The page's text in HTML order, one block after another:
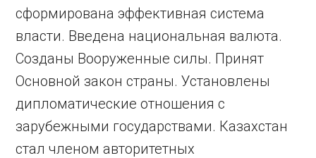
сформирована эффективная система
власти. Введена национальная валюта.
Созданы Вооруженные силы. Принят
Основной закон страны. Установлены
дипломатические отношения с
зарубежными государствами. Казахстан
стал членом авторитетных